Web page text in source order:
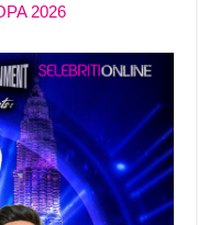
2026